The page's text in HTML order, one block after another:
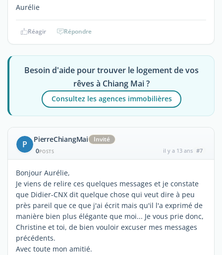
Aurélie
Réagir Répondre
Besoin d'aide pour trouver le logement de vos
rêves à Chiang Mai ?
Consultez les agences immobilières
P PierreChiangMai
Invité
0POSTS il y a 13 ans #7
Bonjour Aurélie,
Je viens de relire ces quelques messages et je constate
que Didier-CNX dit quelque chose qui veut dire à peu
près pareil que ce que j'ai écrit mais qu'il l'a exprimé de
manière bien plus élégante que moi... Je vous prie donc,
Christine et toi, de bien vouloir excuser mes messages
précédents.
Avec toute mon amitié.